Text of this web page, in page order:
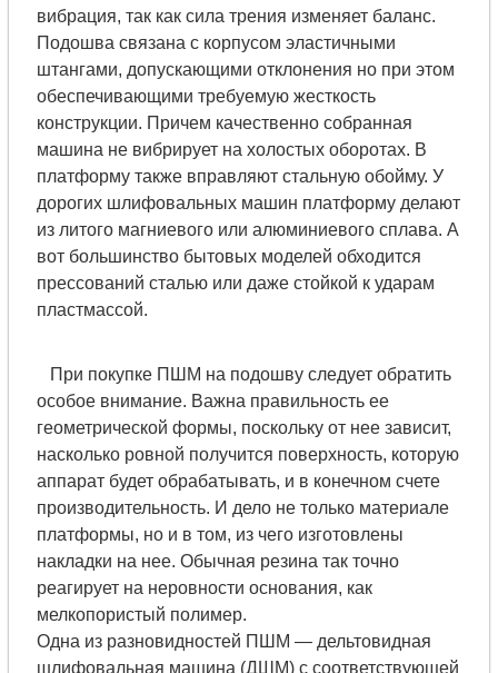
вибрация, так как сила трения изменяет баланс.
Подошва связана с корпусом эластичными
штангами, допускающими отклонения но при этом
обеспечивающими требуемую жесткость
конструкции. Причем качественно собранная
машина не вибрирует на холостых оборотах. В
платформу также вправляют стальную обойму. У
дорогих шлифовальных машин платформу делают
из литого магниевого или алюминиевого сплава. А
вот большинство бытовых моделей обходится
прессований сталью или даже стойкой к ударам
пластмассой.
При покупке ПШМ на подошву следует обратить
особое внимание. Важна правильность ее
геометрической формы, поскольку от нее зависит,
насколько ровной получится поверхность, которую
аппарат будет обрабатывать, и в конечном счете
производительность. И дело не только материале
платформы, но и в том, из чего изготовлены
накладки на нее. Обычная резина так точно
реагирует на неровности основания, как
мелкопористый полимер.
Одна из разновидностей ПШМ — дельтовидная
шлифовальная машина (ДШМ) с соответствующей